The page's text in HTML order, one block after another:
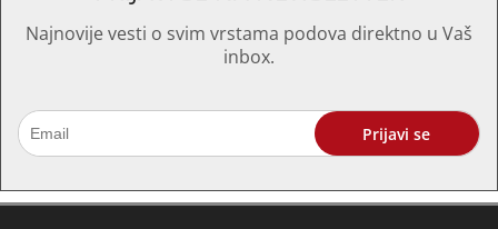
Najnovije vesti o svim vrstama podova direktno u Vaš
inbox.